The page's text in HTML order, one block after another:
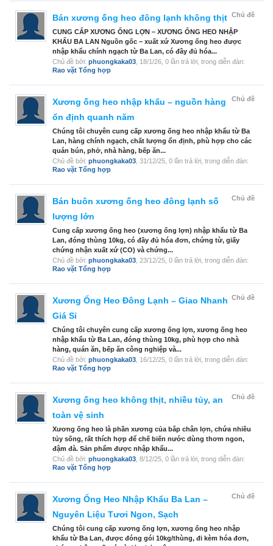
Chủ đề
Bán xương ống heo đông lạnh không thịt
CUNG CẤP XƯƠNG ỐNG LỢN – XƯƠNG ỐNG HEO NHẬP
KHẨU BA LAN Nguồn gốc – xuất xứ Xương ống heo được
nhập khẩu chính ngạch từ Ba Lan, có đầy đủ hóa...
Chủ đề bởi: phuongkaka03 18/1/26 , 0 lần trả lời, trong diễn đàn:
Rao vặt Tổng hợp
Chủ đề
Xương ống heo nhập khẩu – nguồn hàng
ổn định quanh năm
Chúng tôi chuyên cung cấp xương ống heo nhập khẩu từ Ba
Lan, hàng chính ngạch, chất lượng ổn định, phù hợp cho các
quán bún, phở, nhà hàng, bếp ăn...
Chủ đề bởi: phuongkaka03 31/12/25 , 0 lần trả lời, trong diễn đàn:
Rao vặt Tổng hợp
Chủ đề
Bán buôn xương ống heo đông lạnh số
lượng lớn
Cung cấp xương ống heo (xương ống lợn) nhập khẩu từ Ba
Lan, đóng thùng 10kg, có đầy đủ hóa đơn, chứng từ, giấy
chứng nhận xuất xứ (CO) và chứng...
Chủ đề bởi: phuongkaka03 23/12/25 , 0 lần trả lời, trong diễn đàn:
Rao vặt Tổng hợp
Chủ đề
Xương Ống Heo Đông Lạnh – Giao Nhanh
Giá Sỉ
Chúng tôi chuyên cung cấp xương ống lợn, xương ống heo
nhập khẩu từ Ba Lan, đóng thùng 10kg, phù hợp cho nhà
hàng, quán ăn, bếp ăn công nghiệp và...
Chủ đề bởi: phuongkaka03 16/12/25 , 0 lần trả lời, trong diễn đàn:
Rao vặt Tổng hợp
Chủ đề
Xương ống heo không thịt, nhiều tủy, an
toàn vệ sinh
Xương ống heo là phần xương của bắp chân lợn, chứa nhiều
tủy sống, rất thích hợp để chế biến nước dùng thơm ngon,
đậm đà. Sản phẩm được nhập khẩu...
Chủ đề bởi: phuongkaka03 8/12/25 , 0 lần trả lời, trong diễn đàn:
Rao vặt Tổng hợp
Chủ đề
Xương Ống Heo Nhập Khẩu Ba Lan –
Nguyên Liệu Tươi Ngon, Sạch
Chúng tôi cung cấp xương ống lợn, xương ống heo nhập
khẩu từ Ba Lan, được đóng gói 10kg/thùng, đi kèm hóa đơn,